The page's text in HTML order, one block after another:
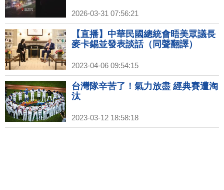
2026-03-31 07:56:21
【直播】中華民國總統會晤美眾議長
麥卡錫並發表談話（同聲翻譯）
2023-04-06 09:54:15
台灣隊辛苦了！氣力放盡 經典賽遭淘
汰
2023-03-12 18:58:18